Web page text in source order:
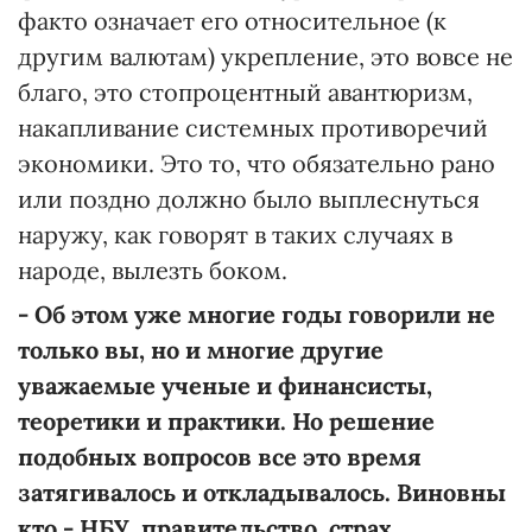
факто означает его относительное (к
другим валютам) укрепление, это вовсе не
благо, это стопроцентный авантюризм,
накапливание системных противоречий
экономики. Это то, что обязательно рано
или поздно должно было выплеснуться
наружу, как говорят в таких случаях в
народе, вылезть боком.
- Об этом уже многие годы говорили не
только вы, но и многие другие
уважаемые ученые и финансисты,
теоретики и практики. Но решение
подобных вопросов все это время
затягивалось и откладывалось. Виновны